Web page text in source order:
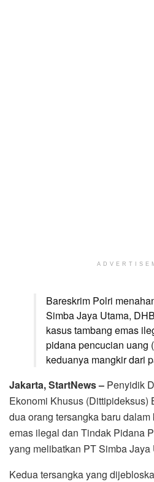
Bareskrim Polri
Simba Jaya Utama,
kasus tambang emas
pidana pencucian uang
keduanya mangkir dari
Jakarta, StartNews – Penyidik
Ekonomi Khusus (Dittipideksus)
dua orang tersangka baru
emas ilegal dan Tindak Pidana
yang melibatkan PT Simba Jaya
Kedua tersangka yang